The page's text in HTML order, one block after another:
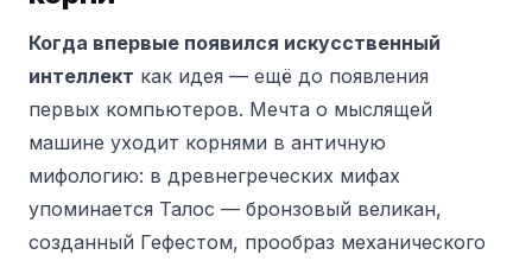
Когда впервые появился искусственный
интеллект как идея — ещё до появления
первых компьютеров. Мечта о мыслящей
машине уходит корнями в античную
мифологию: в древнегреческих мифах
упоминается Талос — бронзовый великан,
созданный Гефестом, прообраз механического